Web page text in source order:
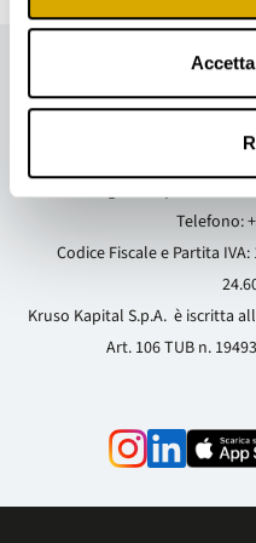
Telefono:
Codice Fiscale e Partita
Kruso Kapital S.p.A. è iscritta
Art. 106 TUB n.